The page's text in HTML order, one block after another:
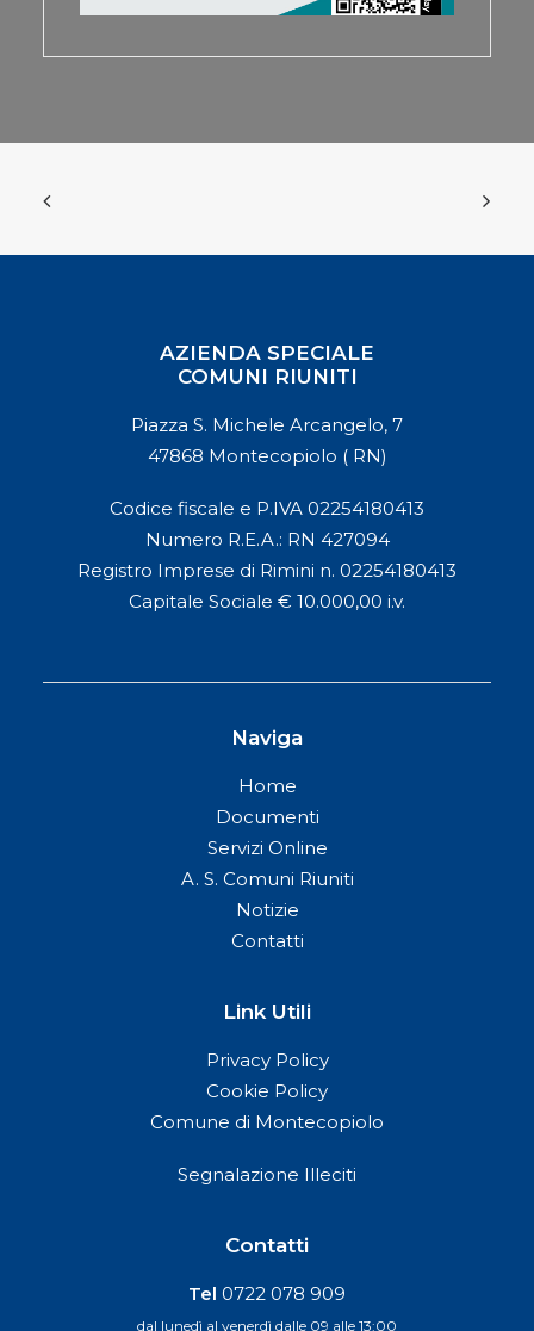
AZIENDA SPECIALE
COMUNI RIUNITI
Piazza S. Michele Arcangelo, 7
47868 Montecopiolo ( RN)
Codice fiscale e P.IVA 02254180413
Numero R.E.A.: RN 427094
Registro Imprese di Rimini n. 02254180413
Capitale Sociale € 10.000,00 i.v.
Naviga
Home
Documenti
Servizi Online
A. S. Comuni Riuniti
Notizie
Contatti
Link Utili
Privacy Policy
Cookie Policy
Comune di Montecopiolo
Segnalazione Illeciti
Contatti
Tel 0722 078 909
dal lunedì al venerdì dalle 09 alle 13:00